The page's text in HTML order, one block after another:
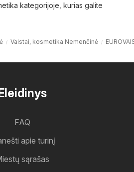
kategorijoje, kurias galite
Vaistai, kosmetika Nemenčinė
Eleidinys
FAQ
apie turinį
sąrašas